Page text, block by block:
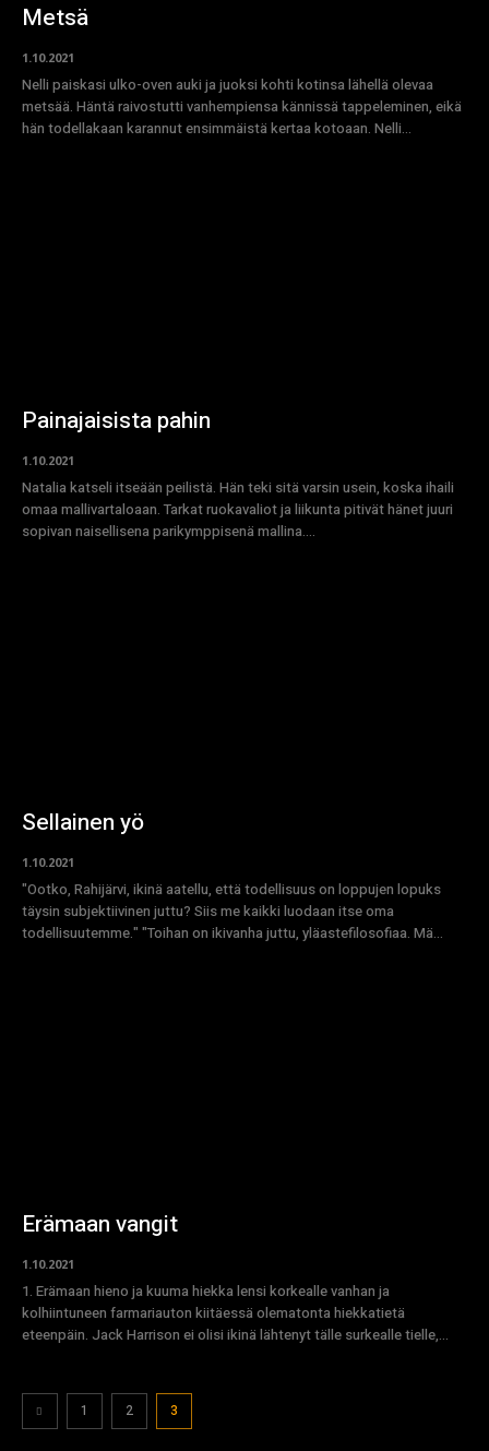
Metsä
1.10.2021
Nelli paiskasi ulko-oven auki ja juoksi kohti kotinsa lähellä olevaa
metsää. Häntä raivostutti vanhempiensa kännissä tappeleminen, eikä
hän todellakaan karannut ensimmäistä kertaa kotoaan. Nelli...
Painajaisista pahin
1.10.2021
Natalia katseli itseään peilistä. Hän teki sitä varsin usein, koska ihaili
omaa mallivartaloaan. Tarkat ruokavaliot ja liikunta pitivät hänet juuri
sopivan naisellisena parikymppisenä mallina....
Sellainen yö
1.10.2021
"Ootko, Rahijärvi, ikinä aatellu, että todellisuus on loppujen lopuks
täysin subjektiivinen juttu? Siis me kaikki luodaan itse oma
todellisuutemme." "Toihan on ikivanha juttu, yläastefilosofiaa. Mä...
Erämaan vangit
1.10.2021
1. Erämaan hieno ja kuuma hiekka lensi korkealle vanhan ja
kolhiintuneen farmariauton kiitäessä olematonta hiekkatietä
eteenpäin. Jack Harrison ei olisi ikinä lähtenyt tälle surkealle tielle,...
1 2 3